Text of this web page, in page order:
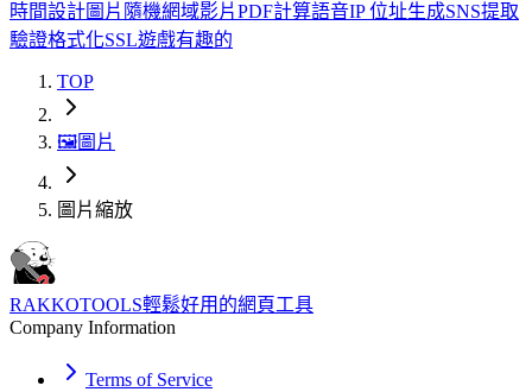
時間設計圖片 隨機網域影片PDF計算語音IP 位址生成SNS提取
驗證格式化SSL遊戲有趣的
TOP
🖼️圖片
圖片縮放
RAKKOTOOLS輕鬆好用的網頁工具
Company Information
Terms of Service